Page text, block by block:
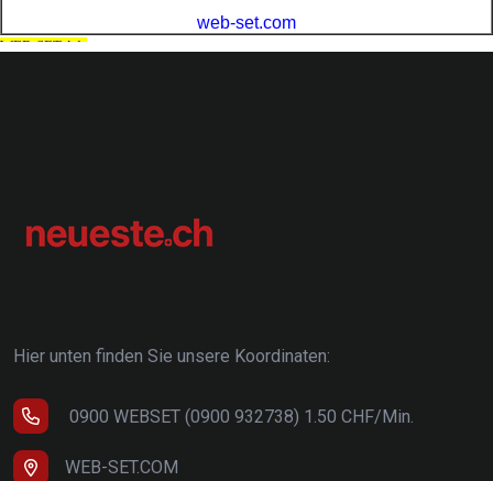
Hier unten finden Sie unsere Koordinaten:
0900 WEBSET (0900 932738) 1.50 CHF/Min.
WEB-SET.COM